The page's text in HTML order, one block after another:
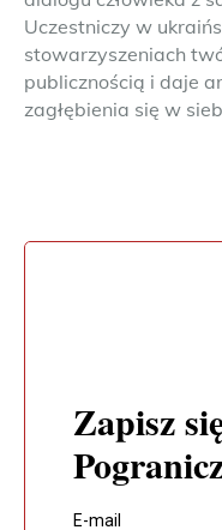
Uczestniczy w
stowarzyszeniach
publicznością i daje
zagłębienia się w